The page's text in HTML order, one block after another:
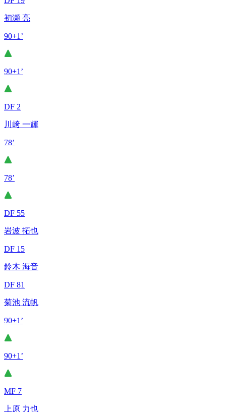
初瀬 亮
90+1’
90+1’
DF 2
川﨑 一輝
78’
78’
DF 55
岩波 拓也
DF 15
鈴木 海音
DF 81
菊池 流帆
90+1’
90+1’
MF 7
上原 力也